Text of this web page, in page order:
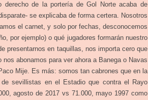
de la portería de Gol Norte acaba de
se explicaba de forma certera. Nosotros
el carnet, y solo por fechas, desconocemos
por ejemplo) o qué jugadores formarán nuestro
presentarnos en taquillas, nos importa cero que
abonamos para ver ahora a Banega o Navas
Mije. Es más: somos tan cabrones que en la
sevillistas en el Estadio que contra el Rayo
agosto de 2017 vs 71.000, mayo 1997 como